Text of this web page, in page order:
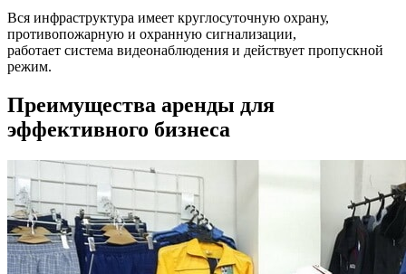
Вся инфраструктура имеет круглосуточную охрану,
противопожарную и охранную сигнализации,
работает система видеонаблюдения и действует пропускной
режим.
Преимущества аренды для
эффективного бизнеса